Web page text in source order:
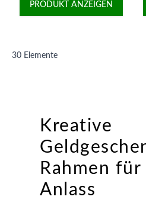
PRODUKT ANZEIGEN
30 Elemente
Kreative
Rahmen für
Anlass